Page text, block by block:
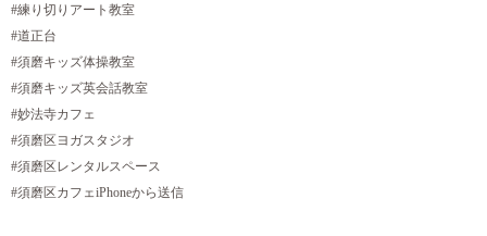
#練り切りアート教室
#道正台
#須磨キッズ体操教室
#須磨キッズ英会話教室
#妙法寺カフェ
#須磨区ヨガスタジオ
#須磨区レンタルスペース
#須磨区カフェiPhoneから送信